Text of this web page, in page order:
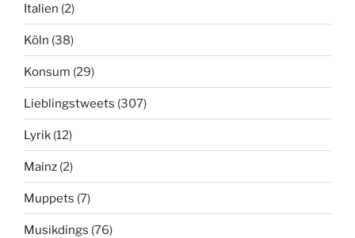
Italien (2)
Köln (38)
Konsum (29)
Lieblingstweets (307)
Lyrik (12)
Mainz (2)
Muppets (7)
Musikdings (76)